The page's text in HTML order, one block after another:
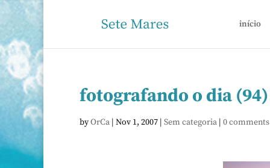
início
fotografando o dia (94)
byOrCa | Nov 1, 2007 | Sem categoria | 0 comments